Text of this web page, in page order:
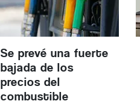
Se prevé una fuerte
bajada de los
precios del
combustible